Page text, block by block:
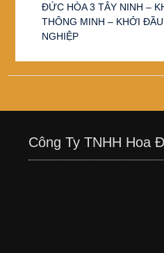
ĐỨC HÒA 3 TÂY NINH –
THÔNG MINH – KHỞI
NGHIỆP
Công Ty TNHH Hoa